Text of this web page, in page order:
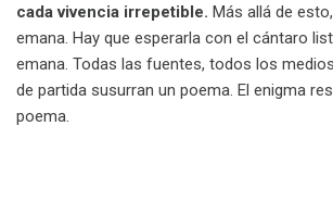
cada vivencia irrepetible. Más allá de
emana. Hay que esperarla con el cántaro
emana. Todas las fuentes, todos los
de partida susurran un poema. El enigma
poema.